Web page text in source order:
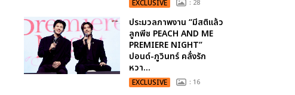
EXCLUSIVE : 28
ประมวลภาพงาน “มีสติแล้ว
ลูกพีช PEACH AND ME
PREMIERE NIGHT”
ปอนด์-ภูวินทร์ คลั่งรัก
หวา...
EXCLUSIVE : 16